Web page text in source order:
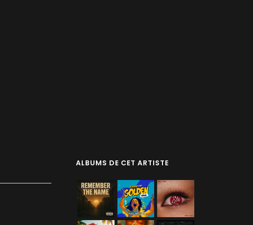
ALBUMS DE CET ARTISTE